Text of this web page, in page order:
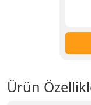
Ürün